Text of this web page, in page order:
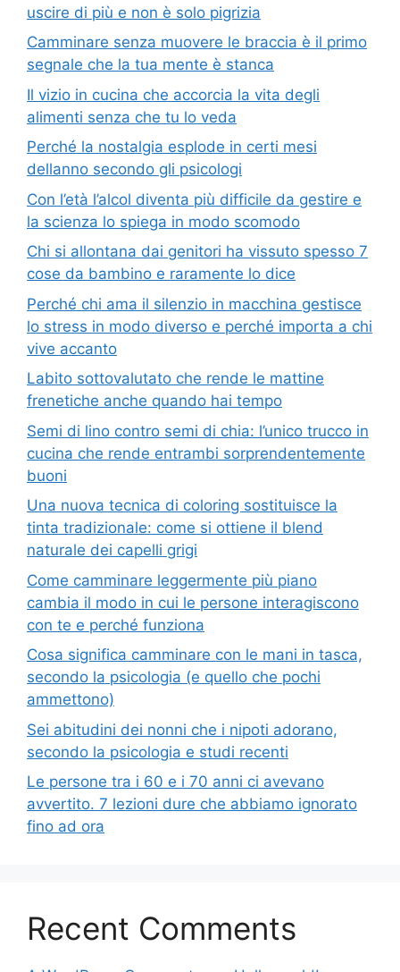
uscire di più e non è solo pigrizia
Camminare senza muovere le braccia è il primo
segnale che la tua mente è stanca
Il vizio in cucina che accorcia la vita degli
alimenti senza che tu lo veda
Perché la nostalgia esplode in certi mesi
dellanno secondo gli psicologi
Con l’età l’alcol diventa più difficile da gestire e
la scienza lo spiega in modo scomodo
Chi si allontana dai genitori ha vissuto spesso 7
cose da bambino e raramente lo dice
Perché chi ama il silenzio in macchina gestisce
lo stress in modo diverso e perché importa a chi
vive accanto
Labito sottovalutato che rende le mattine
frenetiche anche quando hai tempo
Semi di lino contro semi di chia: l’unico trucco in
cucina che rende entrambi sorprendentemente
buoni
Una nuova tecnica di coloring sostituisce la
tinta tradizionale: come si ottiene il blend
naturale dei capelli grigi
Come camminare leggermente più piano
cambia il modo in cui le persone interagiscono
con te e perché funziona
Cosa significa camminare con le mani in tasca,
secondo la psicologia (e quello che pochi
ammettono)
Sei abitudini dei nonni che i nipoti adorano,
secondo la psicologia e studi recenti
Le persone tra i 60 e i 70 anni ci avevano
avvertito. 7 lezioni dure che abbiamo ignorato
fino ad ora
Recent Comments